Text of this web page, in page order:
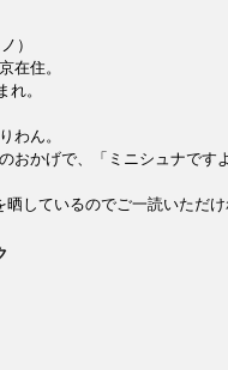
）
在住。
れ。
わん。
おかげで、「ミニシュナです
晒しているのでご一読いただけ